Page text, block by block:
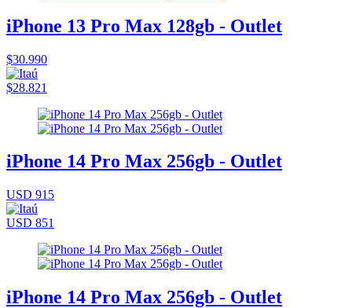
iPhone 13 Pro Max 128gb - Outlet
$30.990
$28.821
iPhone 14 Pro Max 256gb - Outlet
USD 915
USD 851
iPhone 14 Pro Max 256gb - Outlet